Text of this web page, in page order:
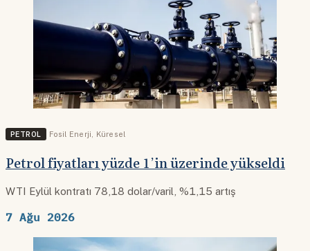
PETROL Fosil Enerji Küresel
Petrol fiyatları yüzde 1’in üzerinde yükseldi
WTI Eylül kontratı 78,18 dolar/varil, %1,15 artış
7 Ağu 2026